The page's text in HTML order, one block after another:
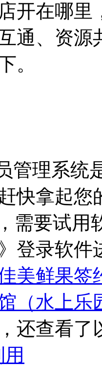
开在哪
通、资源
。
管理系统
快拿起您
需要试
登录软件
美鲜果签
（水上乐
还查看了